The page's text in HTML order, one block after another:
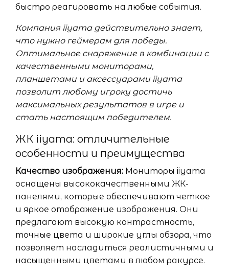
быстро реагировать на любые события.
Компания iiyama действительно знает,
что нужно геймерам для победы.
Оптимальное снаряжение в комбинации с
качественными мониторами,
планшетами и аксессуарами iiyama
позволит любому игроку достичь
максимальных результатов в игре и
стать настоящим победителем.
ЖК iiyama: отличительные
особенности и преимущества
Качество изображения: Мониторы iiyama
оснащены высококачественными ЖК-
панелями, которые обеспечивают четкое
и яркое отображение изображения. Они
предлагают высокую контрастность,
точные цвета и широкие углы обзора, что
позволяет насладиться реалистичными и
насыщенными цветами в любом ракурсе.